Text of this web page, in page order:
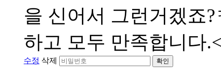
을 신어서 그런거겠죠
하고 모두 만족합니다
수정 삭제 확인